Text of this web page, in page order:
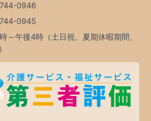
0946
0945
～午後4時（土日祝、夏期休暇期間、